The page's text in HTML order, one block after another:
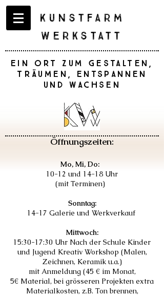
Kunstfarm
Werkstatt
Ein Ort zum Gestalten,
Träumen, Entspannen
und Wachsen
Öffnungszeiten:
Mo, Mi, Do:
10-12 und 14-18 Uhr
(mit Terminen)
Sonntag:
14-17 Galerie und Werkverkauf
Mittwoch:
15:30-17:30 Uhr Nach der Schule Kinder
und Jugend Kreativ Workshop (Malen,
Zeichnen, Keramik u.a.)
mit Anmeldung (45 €im Monat,
5€ Material, bei grösseren Projekten extra
Materialkosten, z.B. Ton brennen,